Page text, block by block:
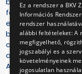
fogadni a cookie-
elfogadni a cookie-
beállíthatja olyan
cookie-k
automatikusan
Az Adatkezelő
Ez a rendszer a BKV
Információs
rendszer
alábbi feltételeket: A
megfigyelhető,
jogszabályi es a
követelményeinek
jogosulatlan